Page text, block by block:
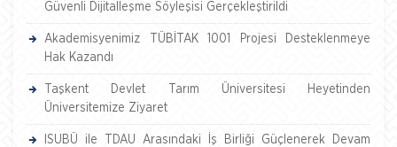
Güvenli Dijitalleşme Söyleşisi Gerçekleştirildi
Akademisyenimiz TÜBİTAK 1001 Projesi Desteklenmeye
Hak Kazandı
Taşkent Devlet Tarım Üniversitesi Heyetinden
Üniversitemize Ziyaret
ISUBÜ ile TDAU Arasındaki İş Birliği Güçlenerek Devam